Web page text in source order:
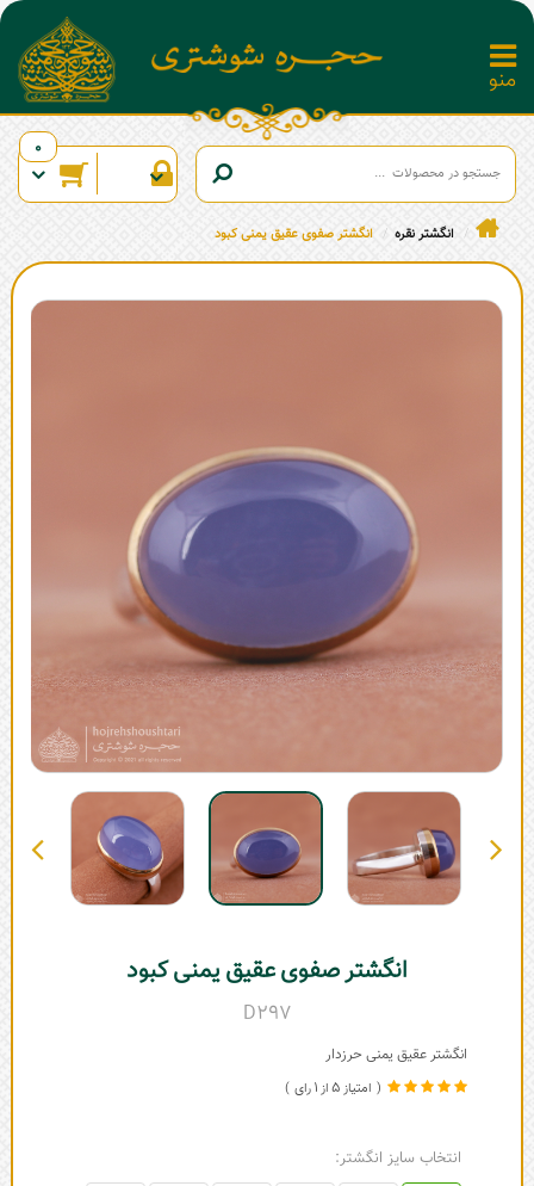
0
انگشتر نقره انگشتر صفوی عقیق یمنی کبود
انگشتر صفوی عقیق یمنی کبود
D297
انگشتر عقیق یمنی حرزدار
5
1
انتخاب سایز انگشتر: